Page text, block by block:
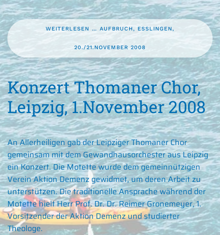
WEITERLESEN … AUFBRUCH, ESSLINGEN,
20./21.NOVEMBER 2008
Konzert Thomaner Chor,
Leipzig, 1.November 2008
An Allerheiligen gab der Leipziger Thomaner Chor
gemeinsam mit dem Gewandhausorchester aus Leipzig
ein Konzert. Die Motette wurde dem gemeinnützigen
Verein Aktion Demenz gewidmet, um deren Arbeit zu
unterstützen. Die traditionelle Ansprache während der
Motette hielt Herr Prof. Dr. Dr. Reimer Gronemeyer, 1.
Vorsitzender der Aktion Demenz und studierter
Theologe.